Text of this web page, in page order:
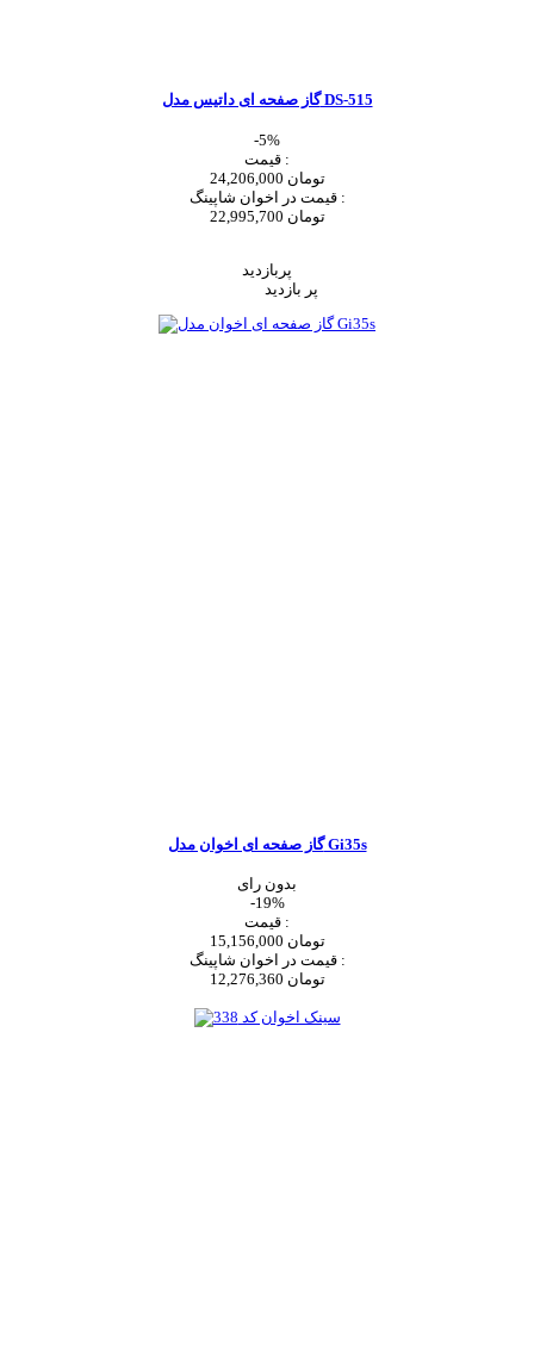
گاز صفحه ای داتیس مدل DS-515
-5%
قیمت :
24,206,000 تومان
قیمت در اخوان شاپینگ :
22,995,700 تومان
پربازدید
پر بازدید
گاز صفحه ای اخوان مدل Gi35s
بدون رای
-19%
قیمت :
15,156,000 تومان
قیمت در اخوان شاپینگ :
12,276,360 تومان